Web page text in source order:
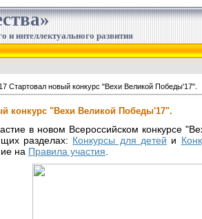
и интеллектуального развития
Стартовал новый конкурс "Вехи Великой Победы'17".
конкурс "Вехи Великой Победы'17".
в новом Всероссийском конкурсе
разделах: Конкурсы для детей и
на Правила участия